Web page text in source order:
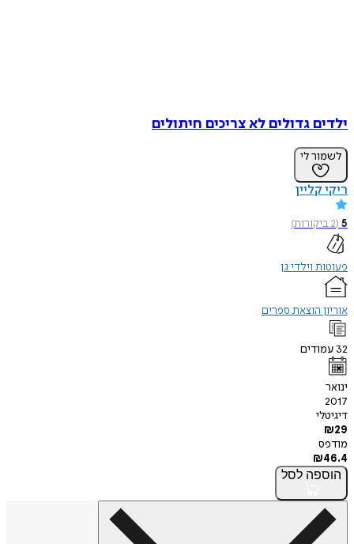
ילדים גדולים לא צריכים חיתולים
לשמור לי
ריקי קליין
5
(
2ביקורות)
פעוטות וילדי גן
אוריון הוצאת ספרים
32 עמודים
ינואר
2017
דיגיטלי
₪29
מודפס
₪46.4
הוספה לסל